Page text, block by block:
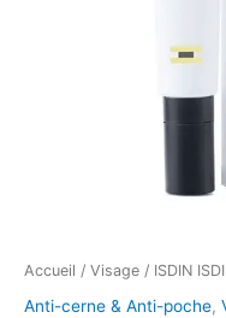
Accueil / Visage / ISDIN
Anti-cerne & Anti-poche,